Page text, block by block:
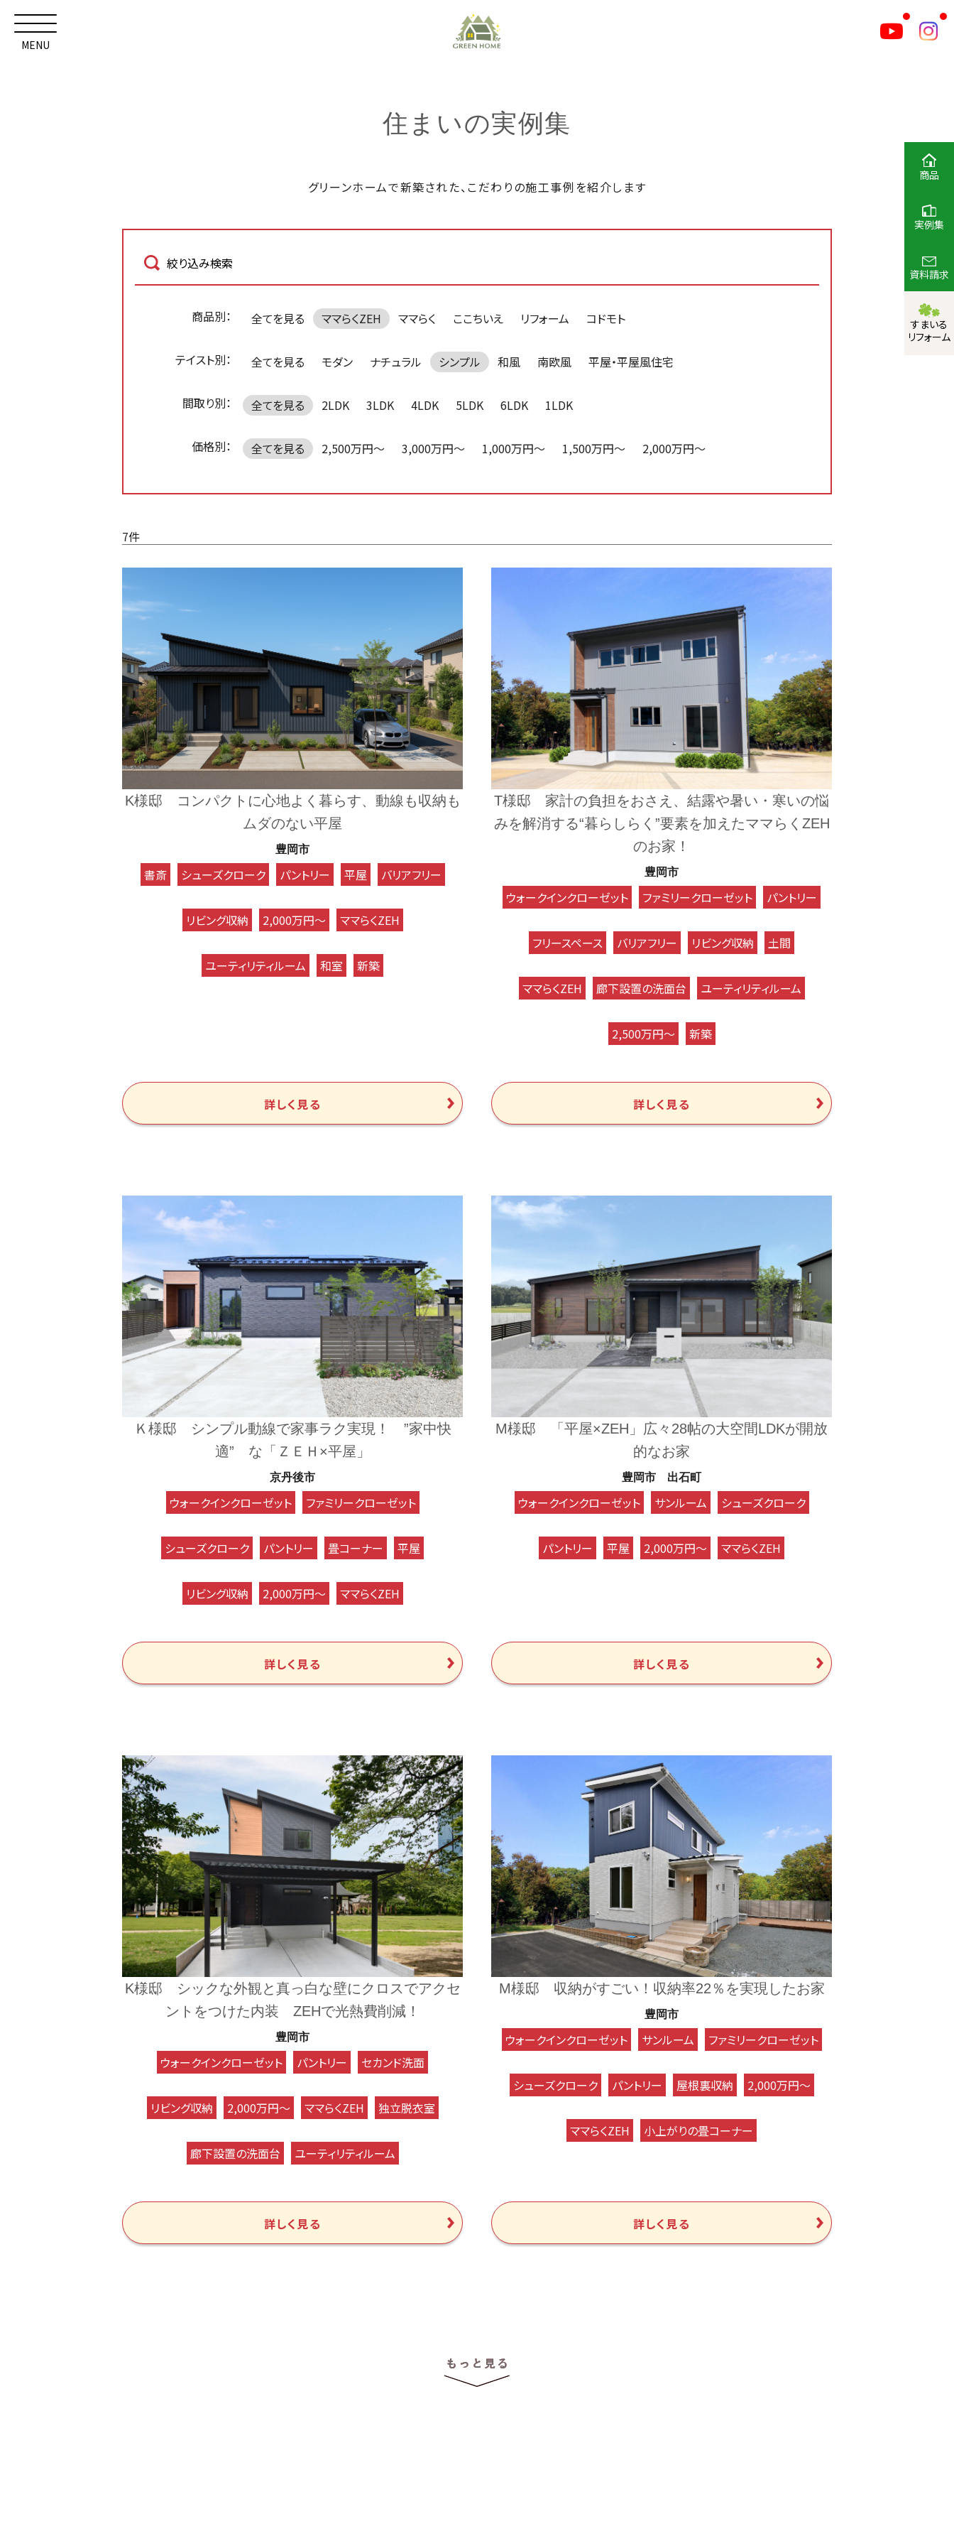
MENU
住まいの実例集
グリーンホームで新築された、こだわりの施工事例を紹介します
絞り込み検索
商品別： 全てを見る ママらくZEH ママらく ここちいえ リフォーム コドモト
テイスト別： 全てを見る モダン ナチュラル シンプル 和風 南欧風 平屋・平屋風住宅
間取り別： 全てを見る 2LDK 3LDK 4LDK 5LDK 6LDK 1LDK
価格別： 全てを見る 2,500万円～ 3,000万円～ 1,000万円～ 1,500万円～ 2,000万円～
7件
K様邸 コンパクトに心地よく暮らす、動線も収納も
ムダのない平屋
豊岡市
書斎 シューズクローク パントリー 平屋 バリアフリー
リビング収納 2,000万円～ ママらくZEH
ユーティリティルーム 和室 新築
詳しく見る
T様邸 家計の負担をおさえ、結露や暑い・寒いの悩
みを解消する“暮らしらく”要素を加えたママらくZEH
のお家！
豊岡市
ウォークインクローゼット ファミリークローゼット パントリー
フリースペース バリアフリー リビング収納 土間
ママらくZEH 廊下設置の洗面台 ユーティリティルーム
2,500万円～ 新築
詳しく見る
Ｋ様邸 シンプル動線で家事ラク実現！ ”家中快
適” な「ＺＥＨ×平屋」
京丹後市
ウォークインクローゼット ファミリークローゼット
シューズクローク パントリー 畳コーナー 平屋
リビング収納 2,000万円～ ママらくZEH
詳しく見る
M様邸 「平屋×ZEH」広々28帖の大空間LDKが開放
的なお家
豊岡市 出石町
ウォークインクローゼット サンルーム シューズクローク
パントリー 平屋 2,000万円～ ママらくZEH
詳しく見る
K様邸 シックな外観と真っ白な壁にクロスでアクセ
ントをつけた内装 ZEHで光熱費削減！
豊岡市
ウォークインクローゼット パントリー セカンド洗面
リビング収納 2,000万円～ ママらくZEH 独立脱衣室
廊下設置の洗面台 ユーティリティルーム
詳しく見る
M様邸 収納がすごい！収納率22％を実現したお家
豊岡市
ウォークインクローゼット サンルーム ファミリークローゼット
シューズクローク パントリー 屋根裏収納 2,000万円～
ママらくZEH 小上がりの畳コーナー
詳しく見る
商品
実例集
資料請求
すまいる
リフォーム